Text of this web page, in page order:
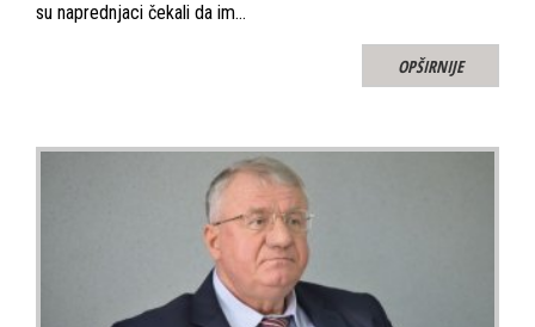
su naprednjaci čekali da im…
OPŠIRNIJE